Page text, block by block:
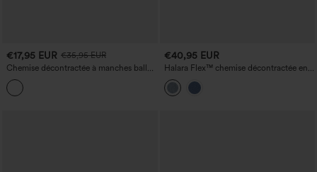
€17,95 EUR €35,95 EUR
Chemise décontractée à manches ballon
mi-longues
€40,95 EUR
Halara Flex™ chemise décontractée en
denim lyocell drapée, à manches
courtes, avec poches